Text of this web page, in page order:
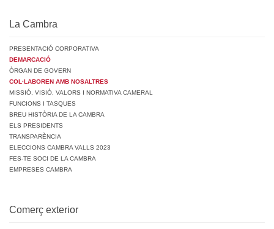
La Cambra
PRESENTACIÓ CORPORATIVA
DEMARCACIÓ
ÒRGAN DE GOVERN
COL·LABOREN AMB NOSALTRES
MISSIÓ, VISIÓ, VALORS I NORMATIVA CAMERAL
FUNCIONS I TASQUES
BREU HISTÒRIA DE LA CAMBRA
ELS PRESIDENTS
TRANSPARÈNCIA
ELECCIONS CAMBRA VALLS 2023
FES-TE SOCI DE LA CAMBRA
EMPRESES CAMBRA
Comerç exterior